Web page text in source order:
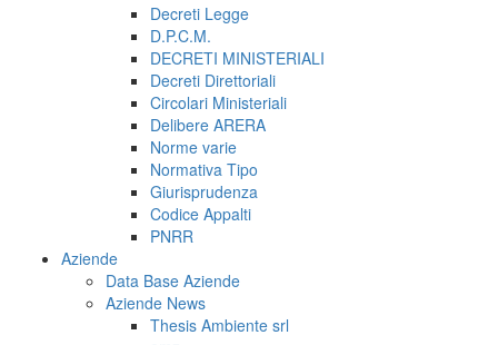
Decreti Legge
D.P.C.M.
DECRETI MINISTERIALI
Decreti Direttoriali
Circolari Ministeriali
Delibere ARERA
Norme varie
Normativa Tipo
Giurisprudenza
Codice Appalti
PNRR
Aziende
Data Base Aziende
Aziende News
Thesis Ambiente srl